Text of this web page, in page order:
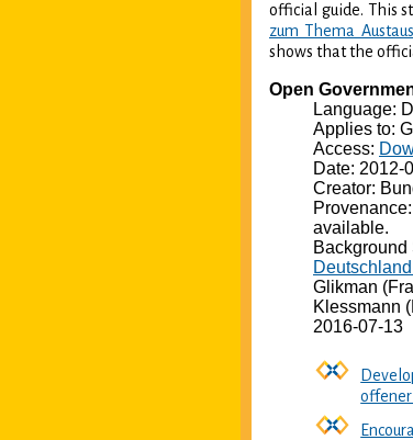
official guide. This
zum Thema
shows that the
Open
Language:
Applies to:
Access:
Date: 2012-
Creator:
available.
Background
Glikman
Klessmann
2016-07-13